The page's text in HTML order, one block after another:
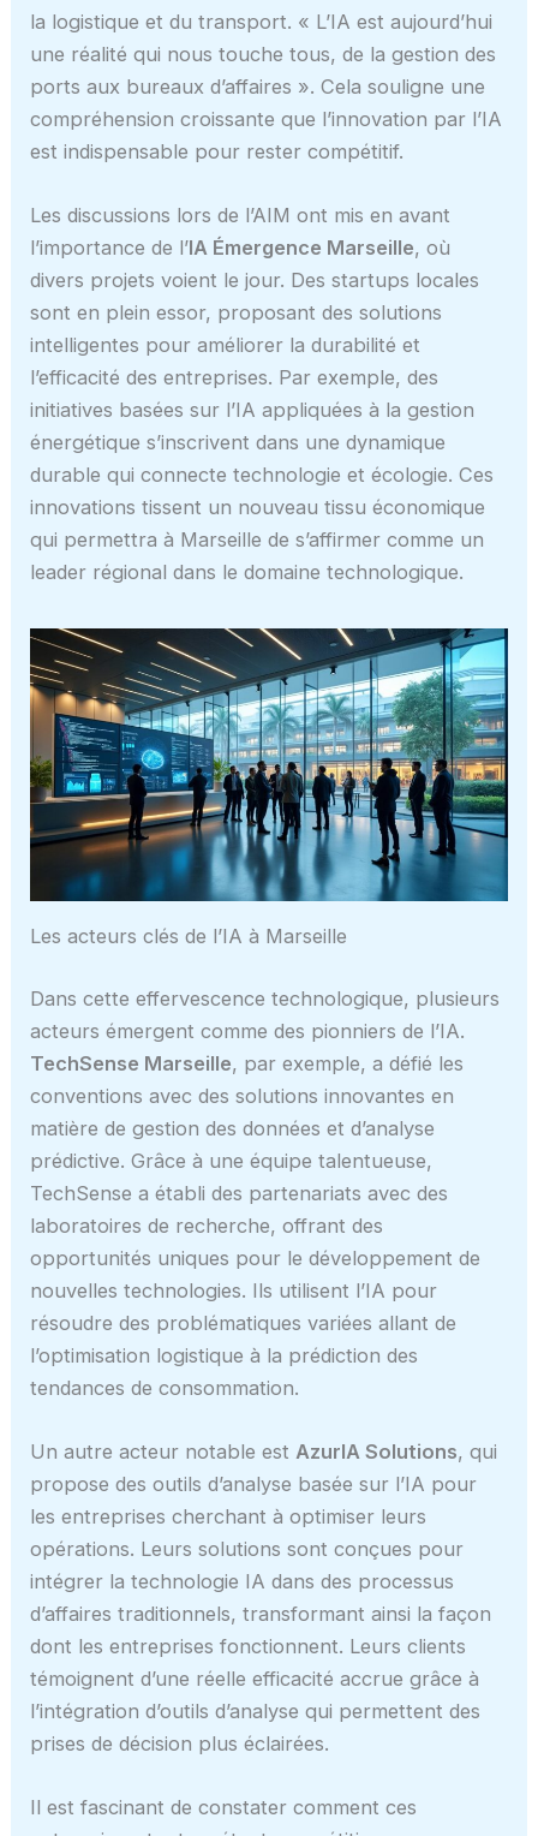
la logistique et du transport. « L’IA est aujourd’hui
une réalité qui nous touche tous, de la gestion des
ports aux bureaux d’affaires ». Cela souligne une
compréhension croissante que l’innovation par l’IA
est indispensable pour rester compétitif.
Les discussions lors de l’AIM ont mis en avant
l’importance de l’IA Émergence Marseille, où
divers projets voient le jour. Des startups locales
sont en plein essor, proposant des solutions
intelligentes pour améliorer la durabilité et
l’efficacité des entreprises. Par exemple, des
initiatives basées sur l’IA appliquées à la gestion
énergétique s’inscrivent dans une dynamique
durable qui connecte technologie et écologie. Ces
innovations tissent un nouveau tissu économique
qui permettra à Marseille de s’affirmer comme un
leader régional dans le domaine technologique.
Les acteurs clés de l’IA à Marseille
Dans cette effervescence technologique, plusieurs
acteurs émergent comme des pionniers de l’IA.
TechSense Marseille, par exemple, a défié les
conventions avec des solutions innovantes en
matière de gestion des données et d’analyse
prédictive. Grâce à une équipe talentueuse,
TechSense a établi des partenariats avec des
laboratoires de recherche, offrant des
opportunités uniques pour le développement de
nouvelles technologies. Ils utilisent l’IA pour
résoudre des problématiques variées allant de
l’optimisation logistique à la prédiction des
tendances de consommation.
Un autre acteur notable estAzurIA Solutions, qui
propose des outils d’analyse basée sur l’IA pour
les entreprises cherchant à optimiser leurs
opérations. Leurs solutions sont conçues pour
intégrer la technologie IA dans des processus
d’affaires traditionnels, transformant ainsi la façon
dont les entreprises fonctionnent. Leurs clients
témoignent d’une réelle efficacité accrue grâce à
l’intégration d’outils d’analyse qui permettent des
prises de décision plus éclairées.
Il est fascinant de constater comment ces